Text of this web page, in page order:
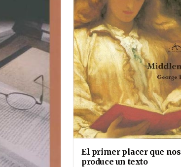
El primer placer que nos
produce un texto